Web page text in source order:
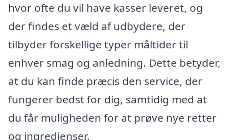
hvor ofte du vil have kasser leveret, og
der findes et væld af udbydere, der
tilbyder forskellige typer måltider til
enhver smag og anledning. Dette betyder,
at du kan finde præcis den service, der
fungerer bedst for dig, samtidig med at
du får muligheden for at prøve nye retter
og ingredienser.